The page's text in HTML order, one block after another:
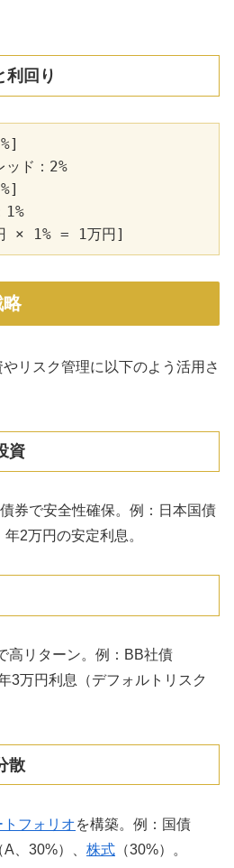
利回り
ッド：2%
1%
略
リスク管理に以下のよう活用さ
資
券で安全性確保。例：日本国債
2万円の安定利息。
高リターン。例：BB社債
3万円利息（デフォルトリスク
散
トフォリオを構築。例：国債
、30%）、 株式 （30%）。